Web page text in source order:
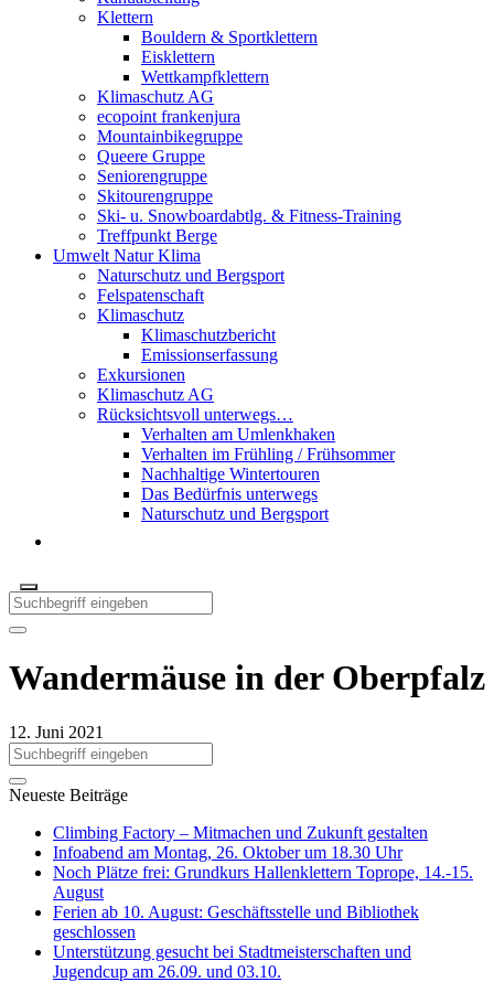
Klettern
Bouldern & Sportklettern
Eisklettern
Wettkampfklettern
Klimaschutz AG
ecopoint frankenjura
Mountainbikegruppe
Queere Gruppe
Seniorengruppe
Skitourengruppe
Ski- u. Snowboardabtlg. & Fitness-Training
Treffpunkt Berge
Umwelt Natur Klima
Naturschutz und Bergsport
Felspatenschaft
Klimaschutz
Klimaschutzbericht
Emissionserfassung
Exkursionen
Klimaschutz AG
Rücksichtsvoll unterwegs…
Verhalten am Umlenkhaken
Verhalten im Frühling / Frühsommer
Nachhaltige Wintertouren
Das Bedürfnis unterwegs
Naturschutz und Bergsport
Wandermäuse in der Oberpfalz
12. Juni 2021
Neueste Beiträge
Climbing Factory – Mitmachen und Zukunft gestalten
Infoabend am Montag, 26. Oktober um 18.30 Uhr
Noch Plätze frei: Grundkurs Hallenklettern Toprope, 14.-15.
August
Ferien ab 10. August: Geschäftsstelle und Bibliothek
geschlossen
Unterstützung gesucht bei Stadtmeisterschaften und
Jugendcup am 26.09. und 03.10.